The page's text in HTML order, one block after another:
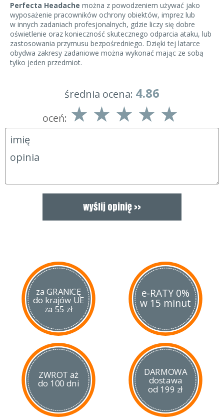
Perfecta Headache można z powodzeniem używać jako
wyposażenie pracowników ochrony obiektów, imprez lub
w innych zadaniach profesjonalnych, gdzie liczy się dobre
oświetlenie oraz konieczność skutecznego odparcia ataku, lub
zastosowania przymusu bezpośredniego. Dzięki tej latarce
obydwa zakresy zadaniowe można wykonać mając ze sobą
tylko jeden przedmiot.
średnia ocena: 4.86
oceń:
za GRANICĘ
do krajów UE
za 55 zł
e-RATY 0%
w 15 minut
ZWROT aż
do 100 dni
DARMOWA
dostawa
od 199 zł